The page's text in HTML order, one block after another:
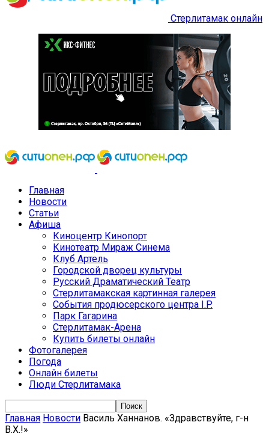
Стерлитамак онлайн
Главная
Новости
Статьи
Афиша
Киноцентр Кинопорт
Кинотеатр Мираж Синема
Клуб Артель
Городской дворец культуры
Русский Драматический Театр
Стерлитамакская картинная галерея
События продюсерского центра I.P.
Парк Гагарина
Стерлитамак-Арена
Купить билеты онлайн
Фотогалерея
Погода
Онлайн билеты
Люди Стерлитамака
Главная Новости Василь Ханнанов. «Здравствуйте, г-н
В.Х.!»